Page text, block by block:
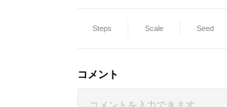
Steps Scale Seed
コメント